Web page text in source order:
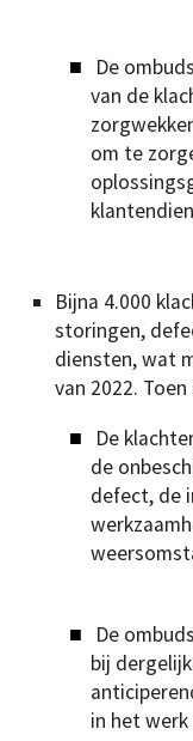
De
van de
om te
Bijna 4.000
storingen,
diensten, wat
van 2022.
De
de
defect, de
De
bij
in het